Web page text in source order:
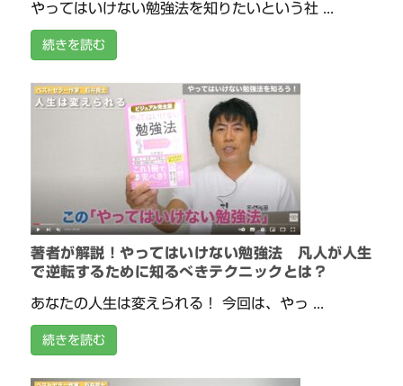
やってはいけない勉強法を知りたいという社 ...
続きを読む
著者が解説！やってはいけない勉強法 凡人が人生
で逆転するために知るべきテクニックとは？
あなたの人生は変えられる！ 今回は、やっ ...
続きを読む